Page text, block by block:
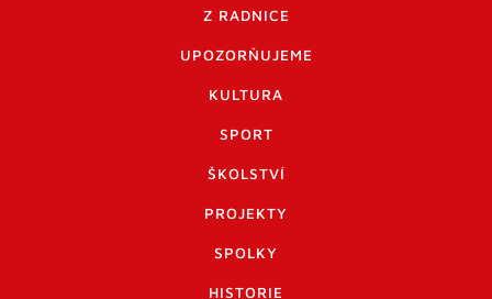
Z RADNICE
UPOZORŇUJEME
KULTURA
SPORT
ŠKOLSTVÍ
PROJEKTY
SPOLKY
HISTORIE